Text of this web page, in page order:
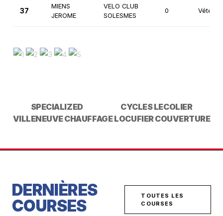
37
MIENS
JEROME
VELO CLUB
SOLESMES
0
SPECIALIZED
CYCLES LECOLIER
VILLENEUVE CHAUFFAGELOCUFIER COUVERTURE
DERNIÈRES
COURSES
TOUTES LES
COURSES